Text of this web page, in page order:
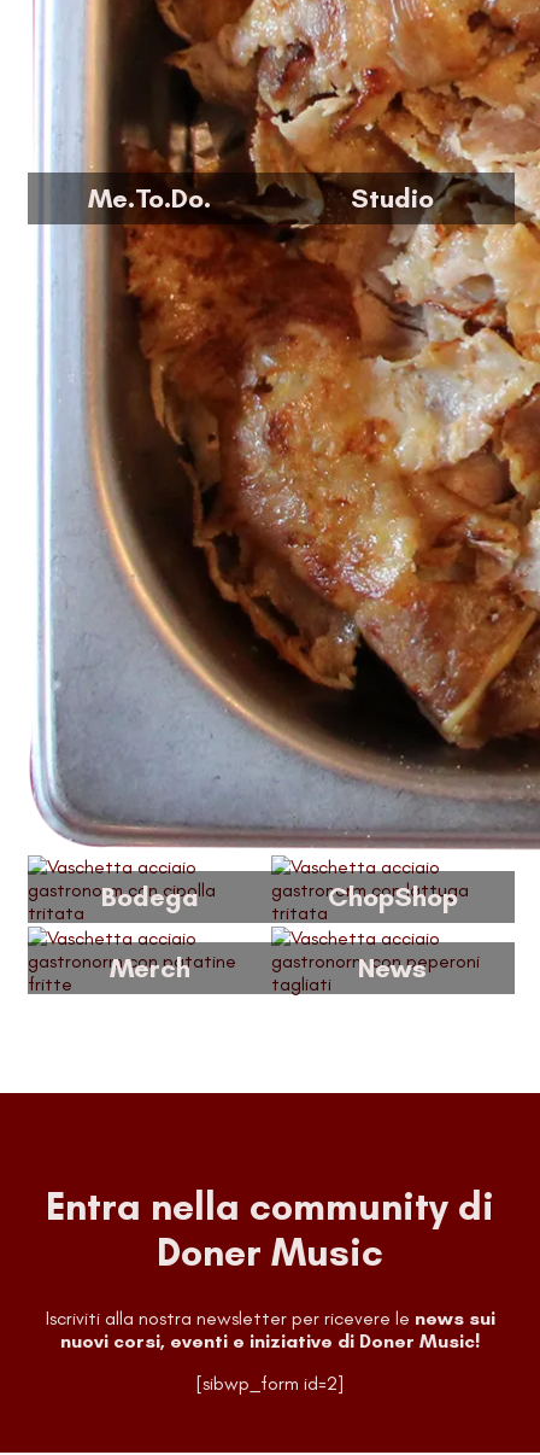
Me.To.Do. Studio
Bodega ChopShop
Merch News
Entra nella community di
Doner Music
Iscriviti alla nostra newsletter per ricevere le news sui
nuovi corsi, eventi e iniziative di Doner Music!
[sibwp_form id=2]